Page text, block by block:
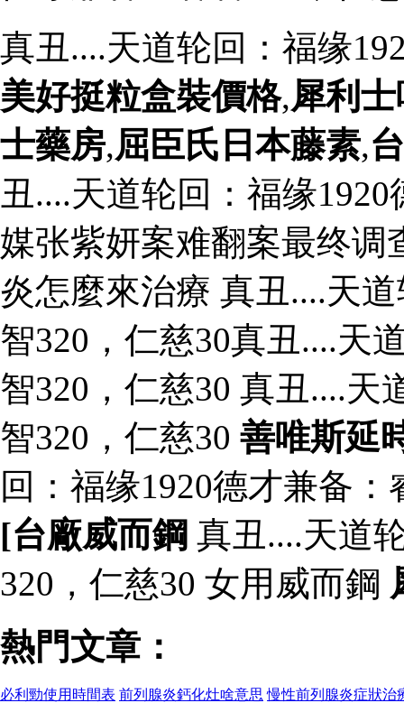
真丑....天道轮回：福缘
美好挺粒盒裝價格,犀利
士藥房,屈臣氏日本藤素,
丑....天道轮回：福缘
媒张紫妍案难翻案最终调
炎怎麼來治療 真丑....天
智320，仁慈30真丑....天
智320，仁慈30 真丑....天
智320，仁慈30 善唯斯延
回：福缘1920德才兼备
[台廠威而鋼 真丑....天道
320，仁慈30 女用威而鋼
熱門文章：
必利勁使用時間表 前列腺炎鈣化灶啥意思 慢性前列腺炎症狀治